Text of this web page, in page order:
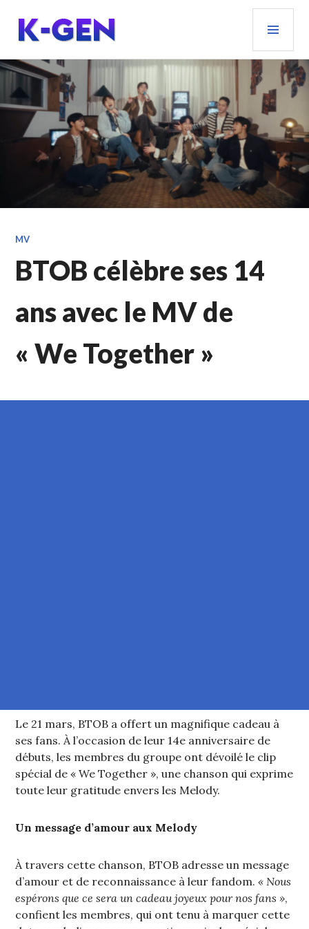
contenu
principal
K-GEN
MV
BTOB célèbre ses 14
ans avec le MV de
« We Together »
Le 21 mars, BTOB a offert un magnifique cadeau à
ses fans. À l’occasion de leur 14e anniversaire de
débuts, les membres du groupe ont dévoilé le clip
spécial de « We Together », une chanson qui exprime
toute leur gratitude envers les Melody.
Un message d’amour aux Melody
À travers cette chanson, BTOB adresse un message
d’amour et de reconnaissance à leur fandom.« Nous
espérons que ce sera un cadeau joyeux pour nos fans »,
confient les membres, qui ont tenu à marquer cette